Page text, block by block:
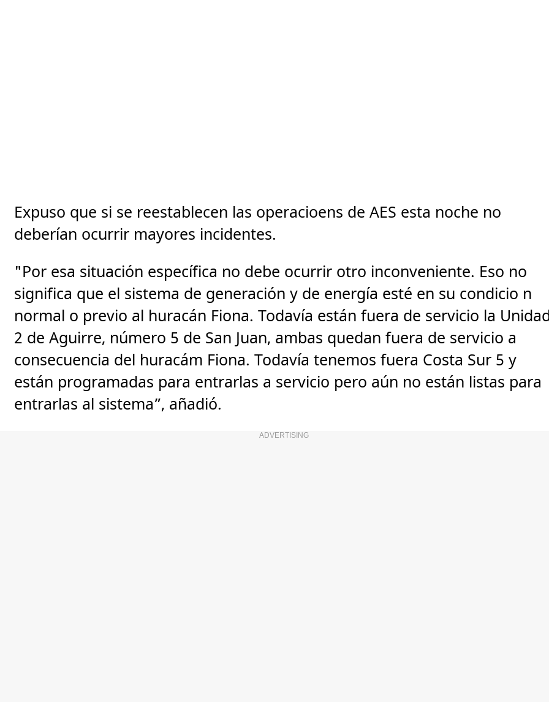
Expuso que si se reestablecen las operacioens de AES esta noche no
deberían ocurrir mayores incidentes.
"Por esa situación específica no debe ocurrir otro inconveniente. Eso no
significa que el sistema de generación y de energía esté en su condicio n
normal o previo al huracán Fiona. Todavía están fuera de servicio la
2 de Aguirre, número 5 de San Juan, ambas quedan fuera de servicio a
consecuencia del huracám Fiona. Todavía tenemos fuera Costa Sur 5 y
están programadas para entrarlas a servicio pero aún no están listas para
entrarlas al sistema”, añadió.
ADVERTISING